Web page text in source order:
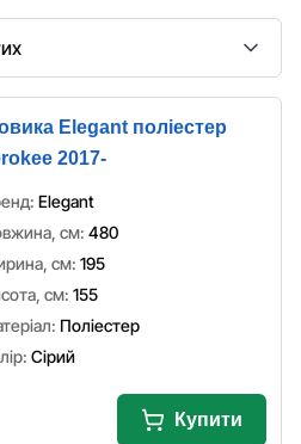
Elegant поліестер
2017-
Elegant
см: 480
см: 195
см: 155
Поліестер
Сірий
Купити